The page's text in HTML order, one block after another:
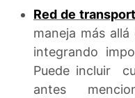
Red de
maneja más
integrando
Puede incluir
antes